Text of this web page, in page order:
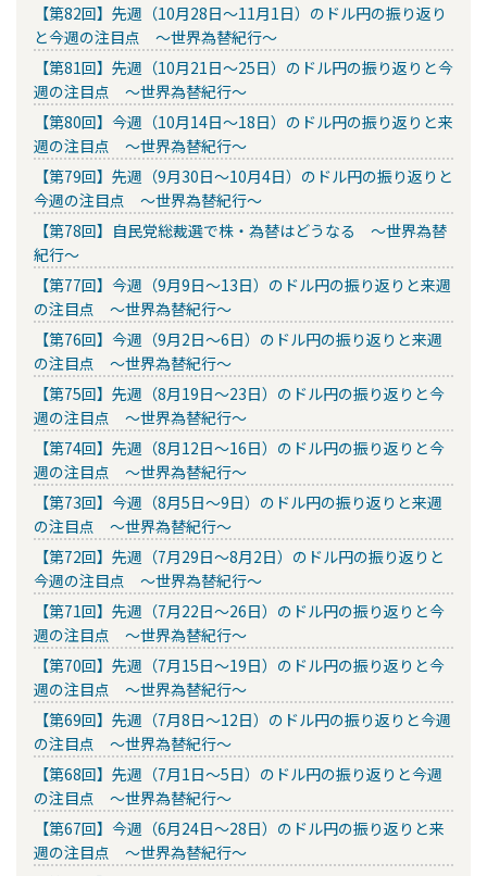
【第82回】先週（10月28日～11月1日）のドル円の振り返り
と今週の注目点 ～世界為替紀行～
【第81回】先週（10月21日～25日）のドル円の振り返りと今
週の注目点 ～世界為替紀行～
【第80回】今週（10月14日～18日）のドル円の振り返りと来
週の注目点 ～世界為替紀行～
【第79回】先週（9月30日～10月4日）のドル円の振り返りと
今週の注目点 ～世界為替紀行～
【第78回】自民党総裁選で株・為替はどうなる ～世界為替
紀行～
【第77回】今週（9月9日～13日）のドル円の振り返りと来週
の注目点 ～世界為替紀行～
【第76回】今週（9月2日～6日）のドル円の振り返りと来週
の注目点 ～世界為替紀行～
【第75回】先週（8月19日～23日）のドル円の振り返りと今
週の注目点 ～世界為替紀行～
【第74回】先週（8月12日～16日）のドル円の振り返りと今
週の注目点 ～世界為替紀行～
【第73回】今週（8月5日～9日）のドル円の振り返りと来週
の注目点 ～世界為替紀行～
【第72回】先週（7月29日～8月2日）のドル円の振り返りと
今週の注目点 ～世界為替紀行～
【第71回】先週（7月22日～26日）のドル円の振り返りと今
週の注目点 ～世界為替紀行～
【第70回】先週（7月15日～19日）のドル円の振り返りと今
週の注目点 ～世界為替紀行～
【第69回】先週（7月8日～12日）のドル円の振り返りと今週
の注目点 ～世界為替紀行～
【第68回】先週（7月1日～5日）のドル円の振り返りと今週
の注目点 ～世界為替紀行～
【第67回】今週（6月24日～28日）のドル円の振り返りと来
週の注目点 ～世界為替紀行～